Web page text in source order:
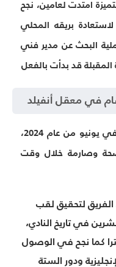
امتدت لعامين، نجح
بريقه المحلي
البحث عن مدير فني
قد بدأت بالفعل
في معقل أنفيلد
قيادة ليفربول في يونيو من عام 2024،
وصارمة خلال وقت
الفريق لتحقيق لقب
في تاريخ النادي،
كما نجح في الوصول
ودور الستة